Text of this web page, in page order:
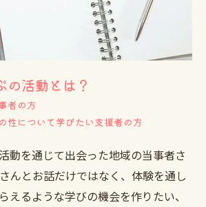
の活動とは？
者の方
いて学びたい支援者の方
動を通じて出会った地域の当事者さ
んとお話だけではなく、体験を通し
えるような学びの機会を作りたい、